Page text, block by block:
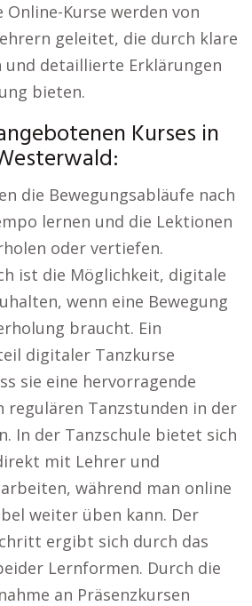
Online-Kurse werden von
geleitet, die durch klare
und detaillierte Erklärungen
bieten.
Kurses in
die Bewegungsabläufe nach
lernen und die Lektionen
oder vertiefen.
ist die Möglichkeit, digitale
wenn eine Bewegung
braucht. Ein
digitaler Tanzkurse
sie eine hervorragende
regulären Tanzstunden in der
In der Tanzschule bietet sich
mit Lehrer und
während man online
weiter üben kann. Der
ergibt sich durch das
Lernformen. Durch die
an Präsenzkursen